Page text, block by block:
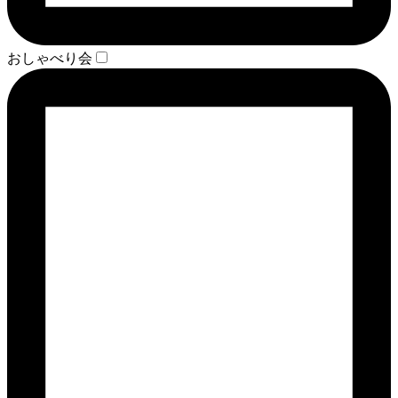
おしゃべり会